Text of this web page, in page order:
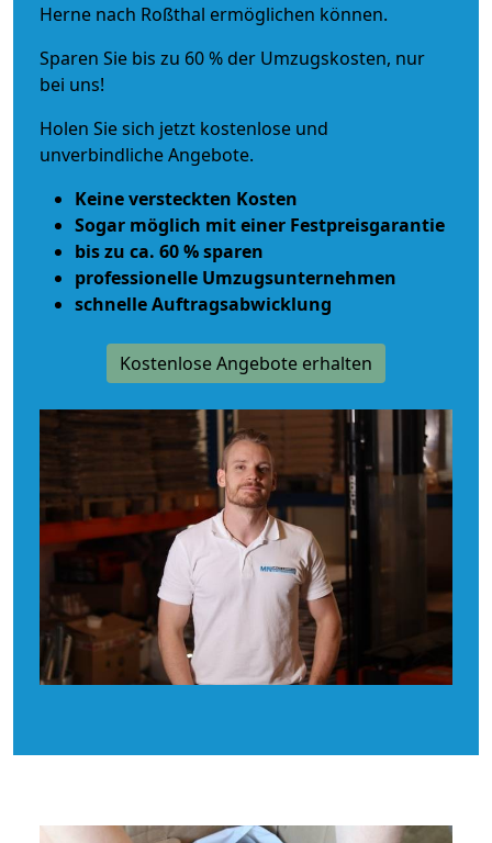
Herne nach Roßthal ermöglichen können.
Sparen Sie bis zu 60 % der Umzugskosten, nur
bei uns!
Holen Sie sich jetzt kostenlose und
unverbindliche Angebote.
Keine versteckten Kosten
Sogar möglich mit einer Festpreisgarantie
bis zu ca. 60 % sparen
professionelle Umzugsunternehmen
schnelle Auftragsabwicklung
Kostenlose Angebote erhalten